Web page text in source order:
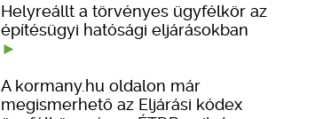
Helyreállt a törvényes ügyfélkör az
építésügyi hatósági eljárásokban
A kormany.hu oldalon már
megismerhető az Eljárási kódex